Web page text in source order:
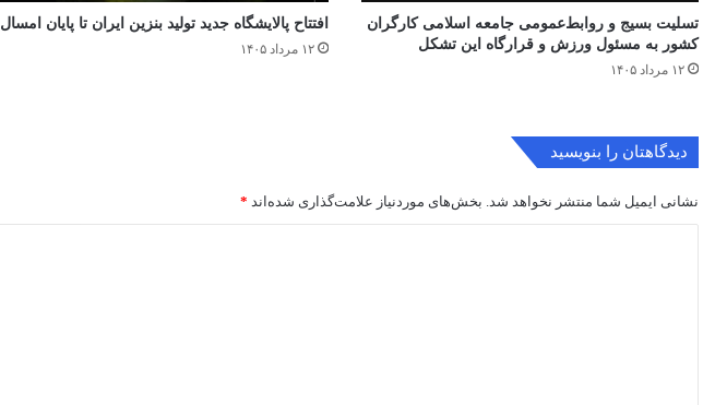
تسلیت بسیج و روابط‌عمومی جامعه اسلامی کارگران
کشور به مسئول ورزش و قرارگاه این تشکل
۱۲ مرداد ۱۴۰۵
افتتاح ‌پالایشگاه جدید تولید بنزین ایران تا پایان امسال
۱۲ مرداد ۱۴۰۵
دیدگاهتان را بنویسید
نشانی ایمیل شما منتشر نخواهد شد. بخش‌های موردنیاز علامت‌گذاری شده‌اند *